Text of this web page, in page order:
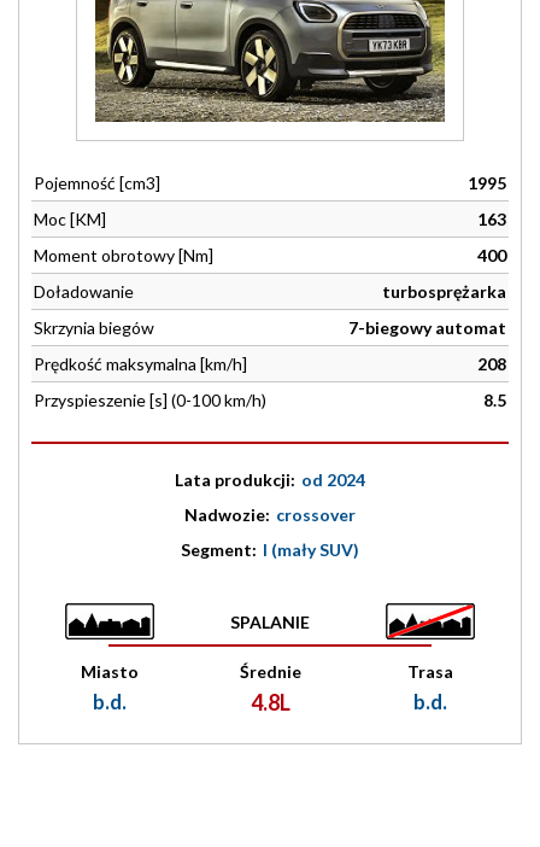
Pojemność [cm3]
1995
Moc [KM]
163
Moment obrotowy [Nm]
400
Doładowanie
turbosprężarka
Skrzynia biegów
7-biegowy automat
Prędkość maksymalna [km/h]
208
Przyspieszenie [s] (0-100 km/h)
8.5
Lata produkcji: od 2024
Nadwozie: crossover
Segment: I (mały SUV)
SPALANIE
Miasto
b.d.
Średnie
4.8L
Trasa
b.d.